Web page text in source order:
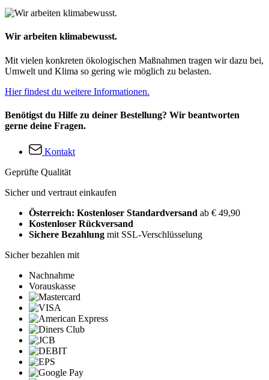
Wir arbeiten klimabewusst.
Mit vielen konkreten ökologischen Maßnahmen tragen wir dazu bei,
Umwelt und Klima so gering wie möglich zu belasten.
Hier findest du weitere Informationen.
Benötigst du Hilfe zu deiner Bestellung? Wir beantworten
gerne deine Fragen.
Kontakt
Geprüfte Qualität
Sicher und vertraut einkaufen
Österreich: Kostenloser Standardversand ab € 49,90
Kostenloser Rückversand
Sichere Bezahlung mit SSL-Verschlüsselung
Sicher bezahlen mit
Nachnahme
Vorauskasse